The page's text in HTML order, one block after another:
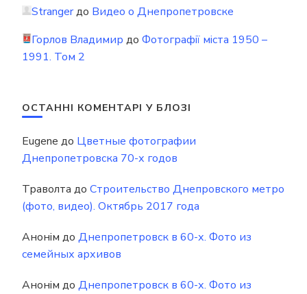
Strangerдо Видео о Днепропетровске
Горлов Владимир до Фотографії міста 1950 –
1991. Том 2
ОСТАННІ КОМЕНТАРІ У БЛОЗІ
Eugene до Цветные фотографии
Днепропетровска 70-х годов
Траволта до Строительство Днепровского метро
(фото, видео). Октябрь 2017 года
Анонім до Днепропетровск в 60-х. Фото из
семейных архивов
Анонім до Днепропетровск в 60-х. Фото из